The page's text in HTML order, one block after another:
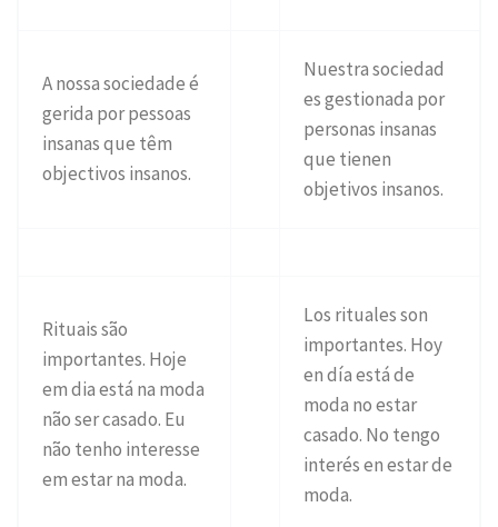
A nossa sociedade é
gerida por pessoas
insanas que têm
objectivos insanos.
Nuestra sociedad
es gestionada por
personas insanas
que tienen
objetivos insanos.
Rituais são
importantes. Hoje
em dia está na moda
não ser casado. Eu
não tenho interesse
em estar na moda.
Los rituales son
importantes. Hoy
en día está de
moda no estar
casado. No tengo
interés en estar de
moda.